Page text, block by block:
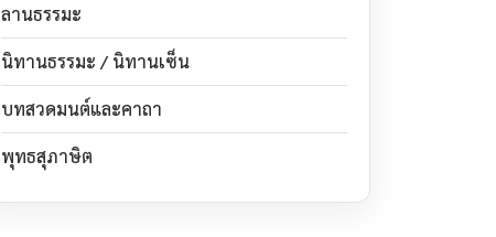
ลานธรรมะ
นิทานธรรมะ / นิทานเซ็น
บทสวดมนต์และคาถา
พุทธสุภาษิต